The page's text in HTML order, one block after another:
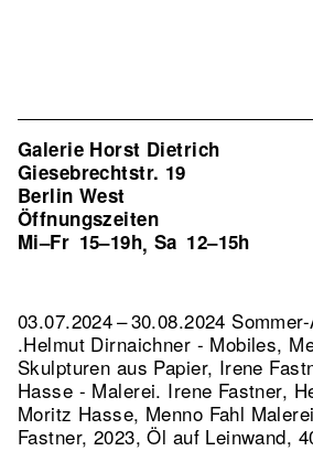
Galerie Horst Dietrich
Giesebrechtstr. 19
Berlin West
Öffnungszeiten
Mi–Fr 15–19h, Sa 12–15h
03.07.2024 – 30.08.2024
.Helmut Dirnaichner - Mobiles,
Skulpturen aus Papier, Irene
Hasse - Malerei. Irene Fastner,
Moritz Hasse, Menno Fahl
Fastner, 2023, Öl auf Leinwand,